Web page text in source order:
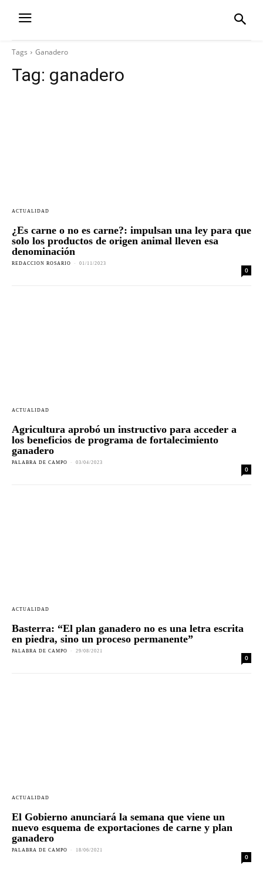
Tags Ganadero
Tag: ganadero
ACTUALIDAD
¿Es carne o no es carne?: impulsan una ley para que
solo los productos de origen animal lleven esa
denominación
REDACCION ROSARIO - 01/11/2023
0
ACTUALIDAD
Agricultura aprobó un instructivo para acceder a
los beneficios de programa de fortalecimiento
ganadero
PALABRA DE CAMPO - 03/04/2023
0
ACTUALIDAD
Basterra: “El plan ganadero no es una letra escrita
en piedra, sino un proceso permanente”
PALABRA DE CAMPO - 29/08/2021
0
ACTUALIDAD
El Gobierno anunciará la semana que viene un
nuevo esquema de exportaciones de carne y plan
ganadero
PALABRA DE CAMPO - 18/06/2021
0